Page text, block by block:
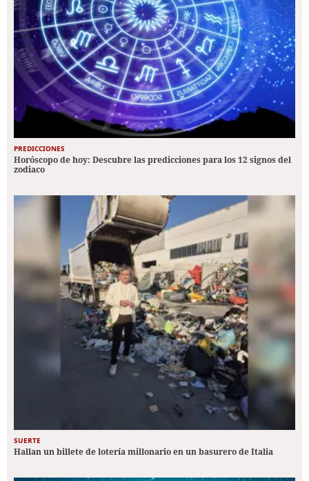
PREDICCIONES
Horóscopo de hoy: Descubre las predicciones para los 12 signos del
zodiaco
SUERTE
Hallan un billete de lotería millonario en un basurero de Italia